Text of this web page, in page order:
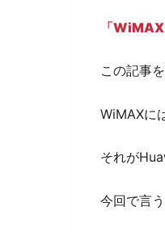
「
この記事
WiMAXに
それが
今回で言